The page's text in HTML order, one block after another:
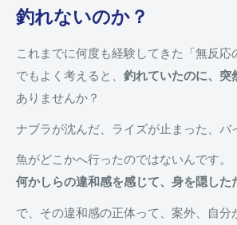
釣れないのか？
これまでに何度も経験してきた「無反応
でもよく考えると、 釣れていたのに、突
ありませんか？
ナブラが沈んだ、ライズが止まった、バ
魚がどこかへ行ったのではないんです。
何かしらの違和感を感じて、身を隠した
で、その違和感の正体って、案外、自分